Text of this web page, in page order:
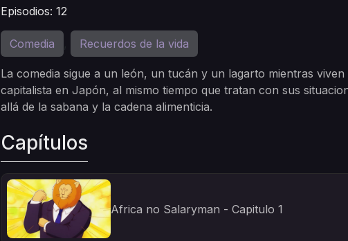
Episodios: 12
Comedia Recuerdos de la vida
La comedia sigue a un león, un tucán y un lagarto mientras
capitalista en Japón, al mismo tiempo que tratan con sus
allá de la sabana y la cadena alimenticia.
Capítulos
Africa no Salaryman - Capitulo 1